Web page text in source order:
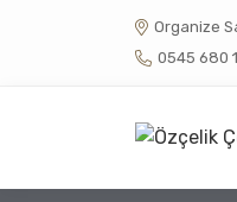
Organize
0545 680